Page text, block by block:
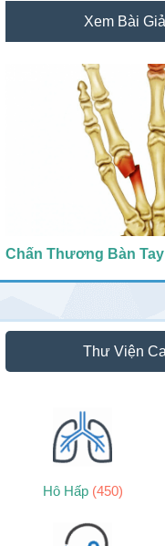
Sidebar
chính
Xem Bài
Chấn Thương Bàn
Thư Viện
Hô Hấp (450)